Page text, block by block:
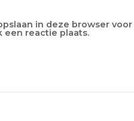
in deze browser
een reactie plaats.